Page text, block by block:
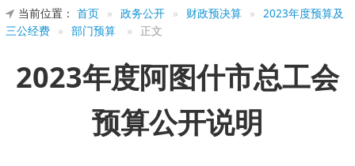
当前位置： 首页 » 政务公开 » 财政预决算 »
2023年度预算及
三公经费 » 部门预算 » 正文
2023年度阿图什市总工会
预算公开说明